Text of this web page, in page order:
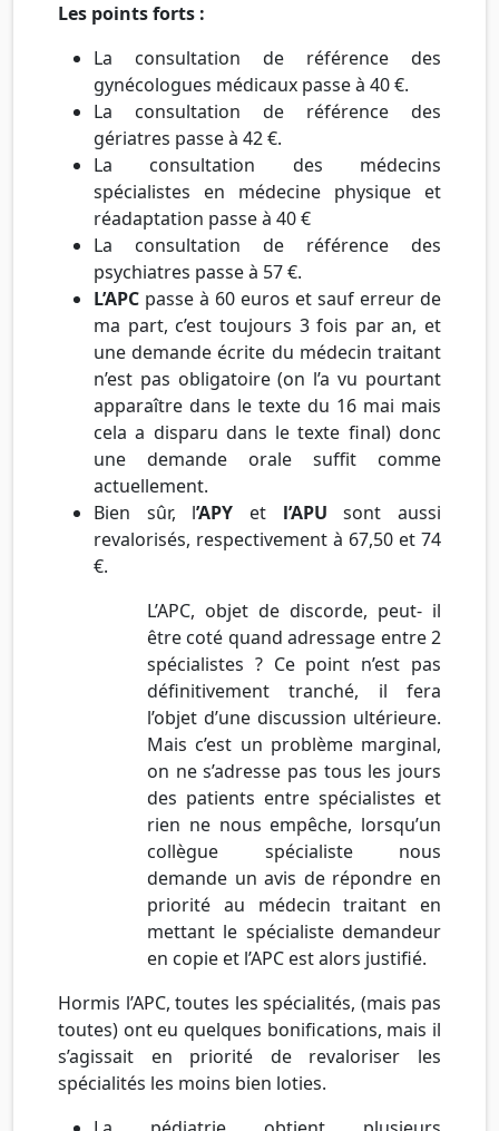
Les points forts :
La consultation de référence des
gynécologues médicaux passe à 40 €.
La consultation de référence des
gériatres passe à 42 €.
La consultation des médecins
spécialistes en médecine physique et
réadaptation passe à 40 €
La consultation de référence des
psychiatres passe à 57 €.
L’APC passe à 60 euros et sauf erreur de
ma part, c’est toujours 3 fois par an, et
une demande écrite du médecin traitant
n’est pas obligatoire (on l’a vu pourtant
apparaître dans le texte du 16 mai mais
cela a disparu dans le texte final) donc
une demande orale suffit comme
actuellement.
Bien sûr, l’APY et l’APU sont aussi
revalorisés, respectivement à 67,50 et 74
€.
L’APC, objet de discorde, peut- il
être coté quand adressage entre 2
spécialistes ? Ce point n’est pas
définitivement tranché, il fera
l’objet d’une discussion ultérieure.
Mais c’est un problème marginal,
on ne s’adresse pas tous les jours
des patients entre spécialistes et
rien ne nous empêche, lorsqu’un
collègue spécialiste nous
demande un avis de répondre en
priorité au médecin traitant en
mettant le spécialiste demandeur
en copie et l’APC est alors justifié.
Hormis l’APC, toutes les spécialités, (mais pas
toutes) ont eu quelques bonifications, mais il
s’agissait en priorité de revaloriser les
spécialités les moins bien loties.